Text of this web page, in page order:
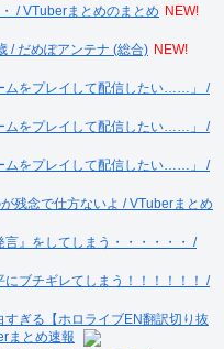
/ VTuberまとめのまとめ NEW!
/ だめぽアンテナ (総合) NEW!
ムをプレイして配信したい……」 /
ムをプレイして配信したい……」 /
ムをプレイして配信したい……」 /
残念で仕方ないよ / VTuberまとめ
言』をしてしまう・・・・・・ /
にブチギレてしまう！！！！！！ /
ぎる【ホロライブEN翻訳切り抜
まとめ速報